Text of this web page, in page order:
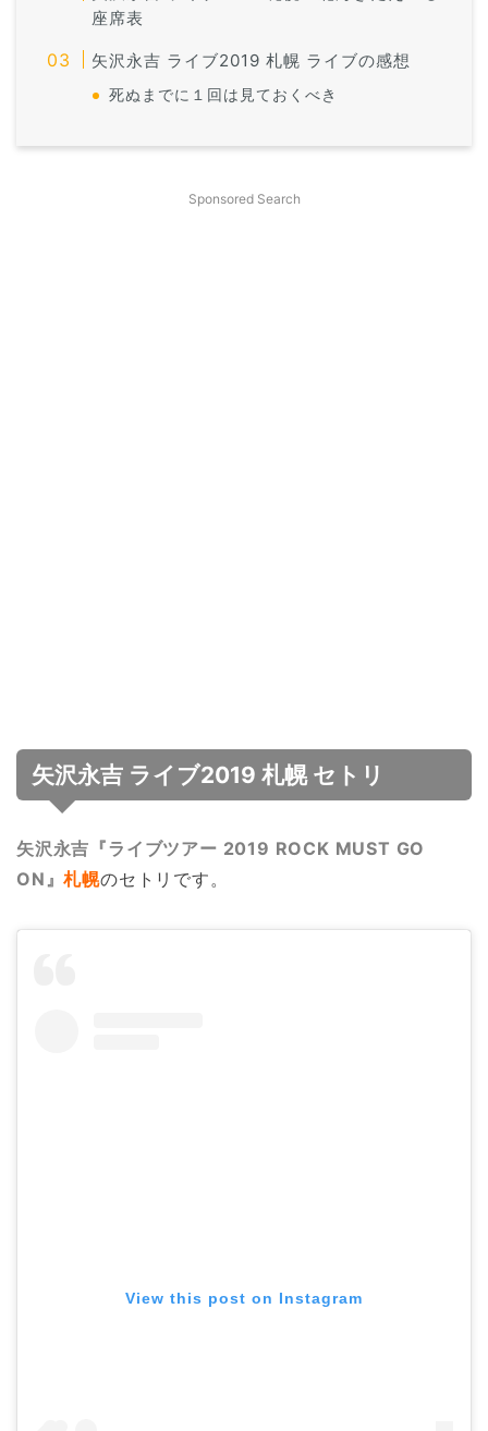
座席表
矢沢永吉 ライブ2019 札幌 ライブの感想
死ぬまでに１回は見ておくべき
Sponsored Search
矢沢永吉 ライブ2019 札幌 セトリ
矢沢永吉『ライブツアー 2019 ROCK MUST GO
ON』札幌のセトリです。
View this post on Instagram